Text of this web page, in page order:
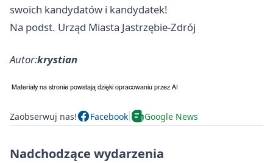
swoich kandydatów i kandydatek!
Na podst. Urząd Miasta Jastrzębie-Zdrój
Autor:krystian
Zaobserwuj nas! Facebook Google News
Nadchodzące wydarzenia